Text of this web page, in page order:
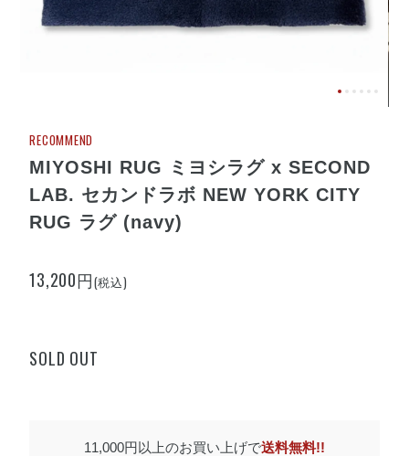
RECOMMEND
MIYOSHI RUG ミヨシラグ x SECOND
LAB. セカンドラボ NEW YORK CITY
RUG ラグ (navy)
13,200円(税込)
SOLD OUT
11,000円以上のお買い上げで送料無料!!